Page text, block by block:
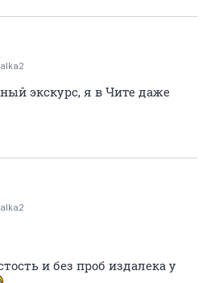
экскурс, я в Чите даже
и без проб издалека у